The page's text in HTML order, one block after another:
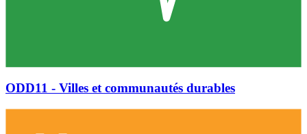
ODD11 - Villes et communautés durables